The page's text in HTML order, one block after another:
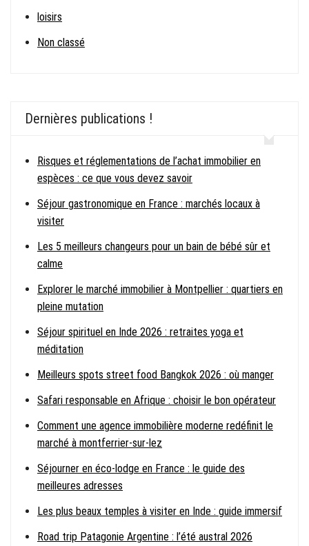
loisirs
Non classé
Dernières publications !
Risques et réglementations de l’achat immobilier en
espèces : ce que vous devez savoir
Séjour gastronomique en France : marchés locaux à
visiter
Les 5 meilleurs changeurs pour un bain de bébé sûr et
calme
Explorer le marché immobilier à Montpellier : quartiers en
pleine mutation
Séjour spirituel en Inde 2026 : retraites yoga et
méditation
Meilleurs spots street food Bangkok 2026 : où manger
Safari responsable en Afrique : choisir le bon opérateur
Comment une agence immobilière moderne redéfinit le
marché à montferrier-sur-lez
Séjourner en éco-lodge en France : le guide des
meilleures adresses
Les plus beaux temples à visiter en Inde : guide immersif
Road trip Patagonie Argentine : l’été austral 2026